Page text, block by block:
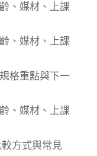
、媒材、上課
、媒材、上課
格重點與下一
、媒材、上課
方式與常見